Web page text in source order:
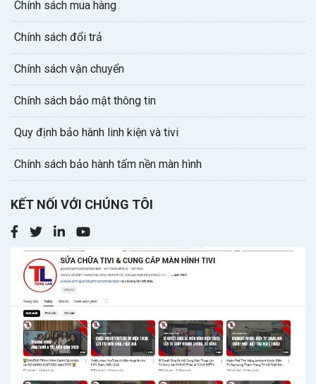
Chính sách mua hàng
Chính sách đổi trả
Chính sách vận chuyển
Chính sách bảo mật thông tin
Quy định bảo hành linh kiện và tivi
Chính sách bảo hành tấm nền màn hình
KẾT NỐI VỚI CHÚNG TÔI